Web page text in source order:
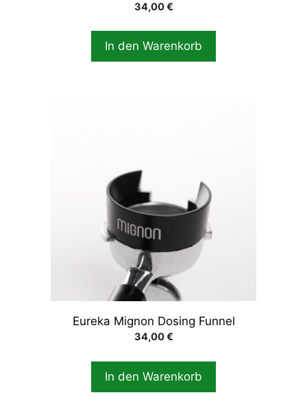
34,00€
In den Warenkorb
Eureka Mignon Dosing Funnel
34,00€
In den Warenkorb